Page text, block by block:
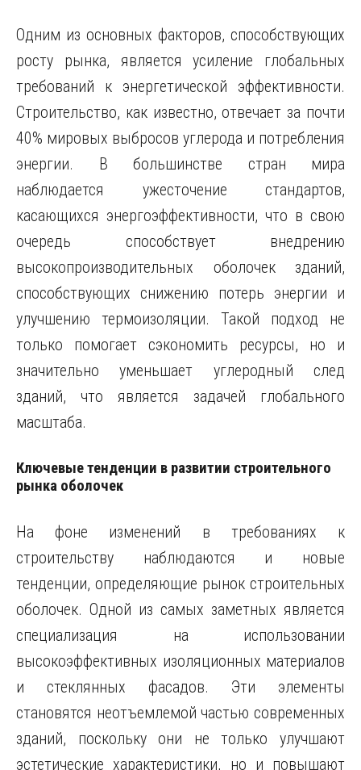
Одним из основных факторов, способствующих
росту рынка, является усиление глобальных
требований к энергетической эффективности.
Строительство, как известно, отвечает за почти
40% мировых выбросов углерода и потребления
энергии. В большинстве стран мира
наблюдается ужесточение стандартов,
касающихся энергоэффективности, что в свою
очередь способствует внедрению
высокопроизводительных оболочек зданий,
способствующих снижению потерь энергии и
улучшению термоизоляции. Такой подход не
только помогает сэкономить ресурсы, но и
значительно уменьшает углеродный след
зданий, что является задачей глобального
масштаба.
Ключевые тенденции в развитии строительного
рынка оболочек
На фоне изменений в требованиях к
строительству наблюдаются и новые
тенденции, определяющие рынок строительных
оболочек. Одной из самых заметных является
специализация на использовании
высокоэффективных изоляционных материалов
и стеклянных фасадов. Эти элементы
становятся неотъемлемой частью современных
зданий, поскольку они не только улучшают
эстетические характеристики, но и повышают